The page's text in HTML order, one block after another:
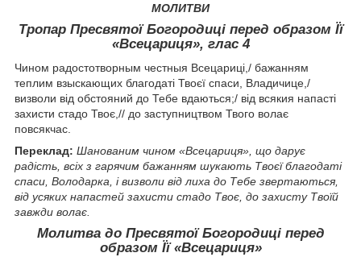
МОЛИТВИ
Тропар Пресвятої Богородиці перед образом Її
«Всецариця», глас 4
Чином радостотворным честныя Всецариці,/ бажанням
теплим взыскающих благодаті Твоєї спаси, Владичице,/
визволи від обстояний до Тебе вдаються;/ від всякия напасті
захисти стадо Твоє,// до заступництвом Твого волає
повсякчас.
Переклад: Шанованим чином «Всецариця», що дарує
радість, всіх з гарячим бажанням шукають Твоєї благодаті
спаси, Володарка, і визволи від лиха до Тебе звертаються,
від усяких напастей захисти стадо Твоє, до захисту Твоїй
завжди волає.
Молитва до Пресвятої Богородиці перед
образом Її «Всецариця»